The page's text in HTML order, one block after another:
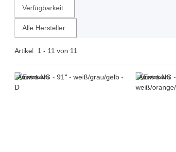
Verfügbarkeit
Alle Hersteller
Artikel 1 - 11 von 11
Ausverkauft Ausverkauft